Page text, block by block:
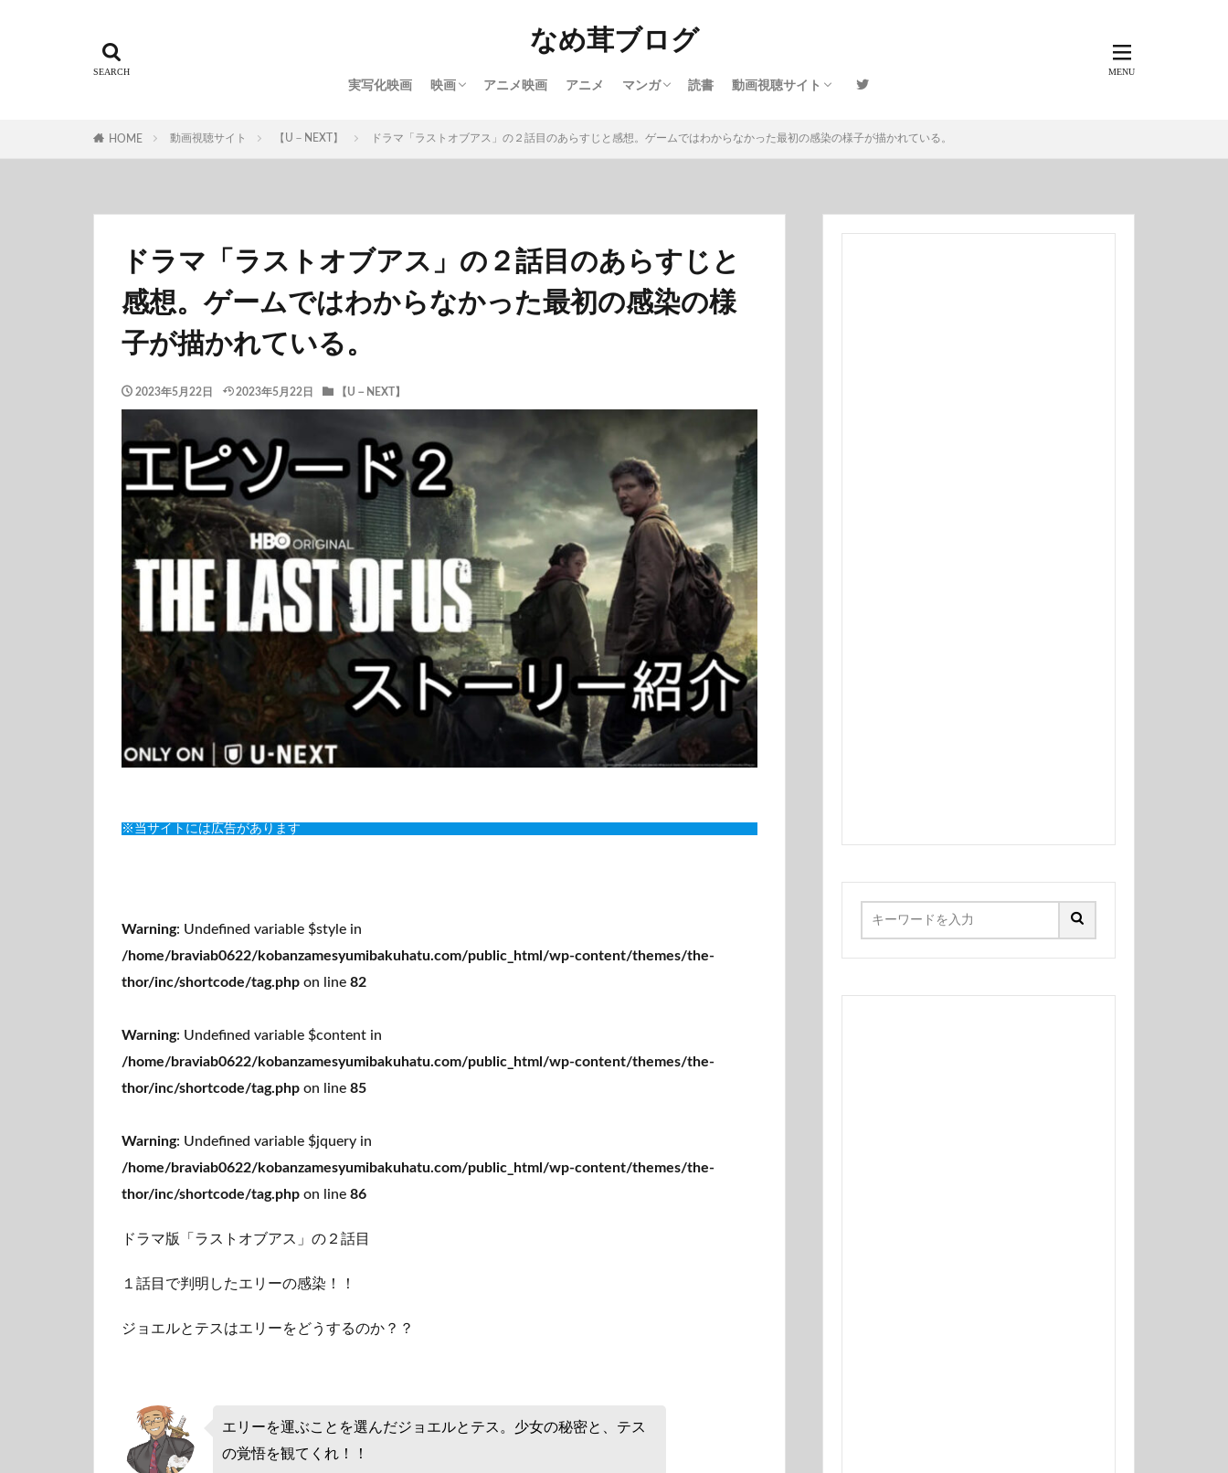
なめ茸ブログ
実写化映画 映画 アニメ映画 アニメ マンガ 読書 動画視聴サイト
HOME 動画視聴サイト 【U－NEXT】 ドラマ「ラストオブアス」の２話目のあらすじと感想。ゲームではわからなかった最初の感染の様子が描かれている。
ドラマ「ラストオブアス」の２話目のあらすじと
感想。ゲームではわからなかった最初の感染の様
子が描かれている。
2023年5月22日 2023年5月22日 【U－NEXT】
※当サイトには広告があります
Warning: Undefined variable $style in
/home/braviab0622/kobanzamesyumibakuhatu.com/public_html/wp-content/themes/the-
thor/inc/shortcode/tag.php on line 82
Warning: Undefined variable $content in
/home/braviab0622/kobanzamesyumibakuhatu.com/public_html/wp-content/themes/the-
thor/inc/shortcode/tag.php on line 85
Warning: Undefined variable $jquery in
/home/braviab0622/kobanzamesyumibakuhatu.com/public_html/wp-content/themes/the-
thor/inc/shortcode/tag.php on line 86
ドラマ版「ラストオブアス」の２話目
１話目で判明したエリーの感染！！
ジョエルとテスはエリーをどうするのか？？
エリーを運ぶことを選んだジョエルとテス。少女の秘密と、テス
の覚悟を観てくれ！！